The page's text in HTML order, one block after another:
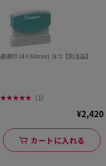
速達印 (4×60mm) ヨコ【別注品】
★★★★★ （1）
¥2,420
カートに入れる